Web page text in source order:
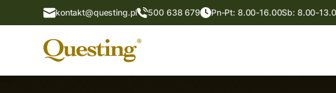
kontakt@questing.pl 500 638 679 Pn-Pt: 8.00-16.00Sb: 8.00-